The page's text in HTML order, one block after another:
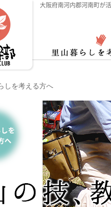
大阪府南河内郡河南町が
しを考える方へ